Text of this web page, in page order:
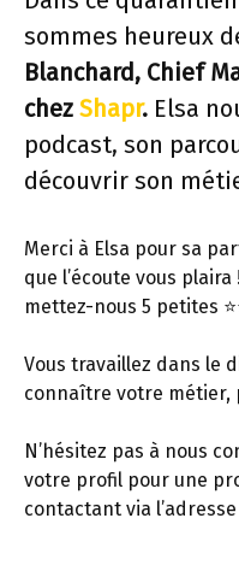
sommes heureux
Blanchard, Chief
chez Shapr. Elsa
podcast, son
découvrir son
Merci à Elsa pour sa
que l’écoute vous plaira
mettez-nous 5 petites
Vous travaillez dans le
connaître votre métier,
N’hésitez pas à nous
votre profil pour une
contactant via l’adresse